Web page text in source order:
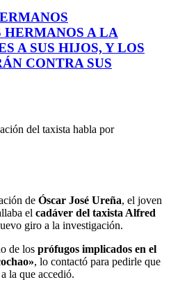
HERMANOS A LA
A SUS HIJOS, Y LOS
CONTRA SUS
de Óscar José Ureña, el joven
el cadáver del taxista Alfred
giro a la investigación.
de los prófugos implicados en el
, lo contactó para pedirle que
la que accedió.